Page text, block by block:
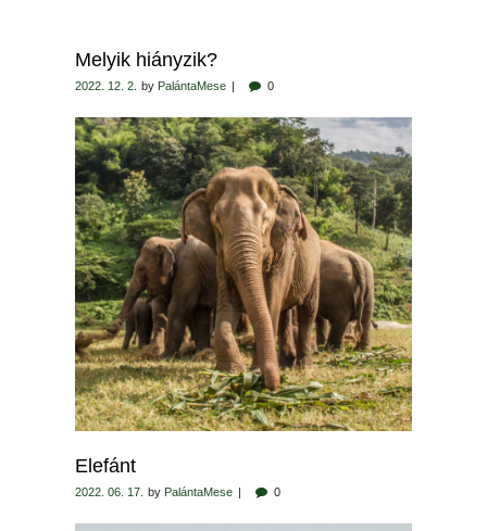
Melyik hiányzik?
2022. 12. 2. by PalántaMese 0
Elefánt
2022. 06. 17. by PalántaMese 0